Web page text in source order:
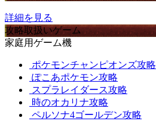
詳細を見る
攻略取扱いゲーム
家庭用ゲーム機
ポケモンチャンピオンズ攻略
ぽこあポケモン攻略
スプラレイダース攻略
時のオカリナ攻略
ペルソナ4ゴールデン攻略